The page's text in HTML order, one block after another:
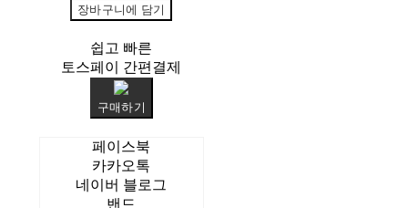
장바구니에 담기
쉽고 빠른
토스페이 간편결제
구매하기
페이스북
카카오톡
네이버 블로그
밴드